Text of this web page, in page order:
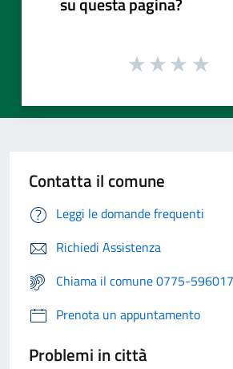
Contatta il comune
Leggi le domande frequenti
Richiedi Assistenza
Chiama il comune 0775-596017
Prenota un appuntamento
Problemi in città